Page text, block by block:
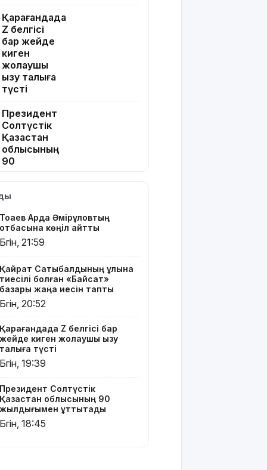
Қарағандада
Z белгісі
бар жейде
киген
жолаушы
қызу талқыға
түсті
Президент
Солтүстік
Қазақстан
облысының
90
алаяқтығының
жаңа түрі
туралы
жасалды
Қазақстандағы
ең қымбат
– 2026: оқу
ақысы
қанша?
Мырзуанға
қатысты іс
сотқа
жолданды
Тоқаев Ардақ Әмірқұловтың
отбасына көңіл айтты
Бүгін, 21:59
Қайрат Сатыбалдының ұлына
тиесілі болған «Байсат»
базары жаңа иесін тапты
Бүгін, 20:52
Қарағандада Z белгісі бар
жейде киген жолаушы қызу
талқыға түсті
Бүгін, 19:39
Президент Солтүстік
Қазақстан облысының 90
жылдығымен құттықтады
Бүгін, 18:45